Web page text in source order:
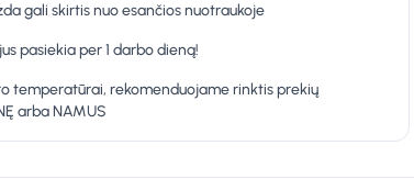
gali skirtis nuo esančios nuotraukoje
pasiekia per 1 darbo dieną!
temperatūrai, rekomenduojame rinktis prekių
arba NAMUS